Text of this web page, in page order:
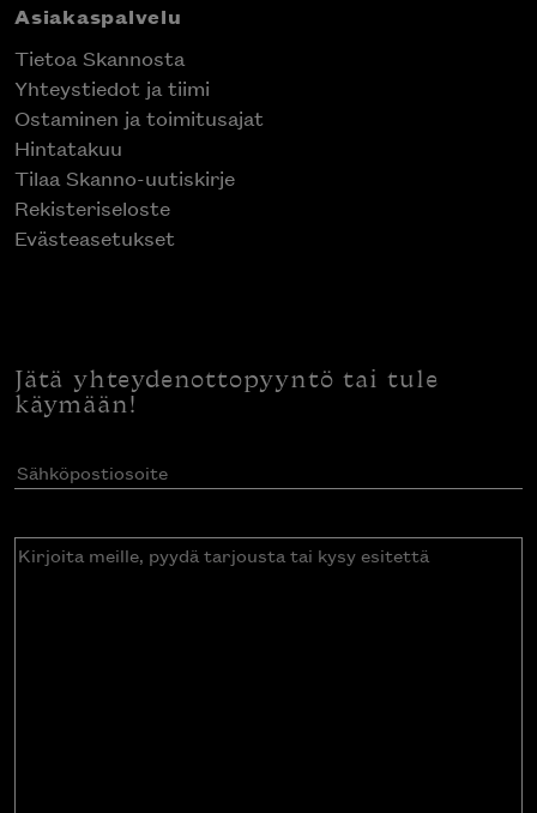
Asiakaspalvelu
Tietoa Skannosta
Yhteystiedot ja tiimi
Ostaminen ja toimitusajat
Hintatakuu
Tilaa Skanno-uutiskirje
Rekisteriseloste
Evästeasetukset
Jätä yhteydenottopyyntö tai tule
käymään!
Sähköpostiosoite(Pakollinen)
Kirjoita